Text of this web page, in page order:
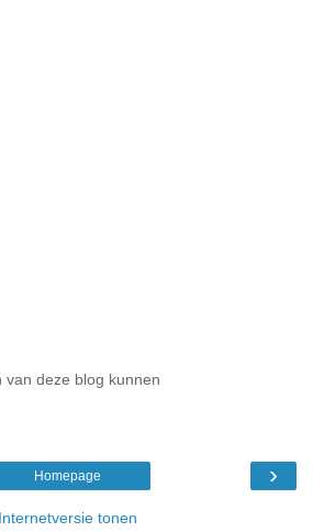
van deze blog kunnen
›
Homepage
Internetversie tonen